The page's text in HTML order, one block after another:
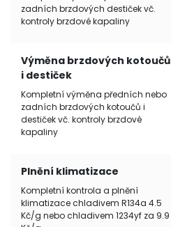
zadních brzdových destiček vč.
kontroly brzdové kapaliny
Výměna brzdových kotoučů
i destiček
Kompletní výměna předních nebo
zadních brzdových kotoučů i
destiček vč. kontroly brzdové
kapaliny
Plnění klimatizace
Kompletní kontrola a plnění
klimatizace chladivem R134a 4.5
Kč/g nebo chladivem 1234yf za 9.9